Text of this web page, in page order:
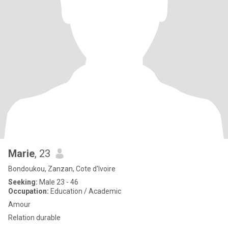
Marie, 23
Bondoukou, Zanzan, Cote d'Ivoire
Seeking: Male 23 - 46
Occupation: Education / Academic
Amour
Relation durable